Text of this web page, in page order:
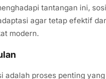
tantangan ini,
agar tetap efektif
modern.
adalah proses penting